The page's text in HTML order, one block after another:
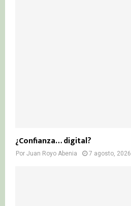
¿Confianza… digital?
Por Juan Royo Abenia 7 agosto, 2026